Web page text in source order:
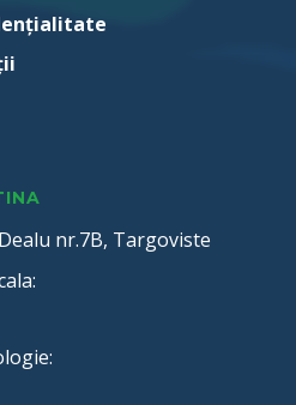
nr.7B, Targoviste